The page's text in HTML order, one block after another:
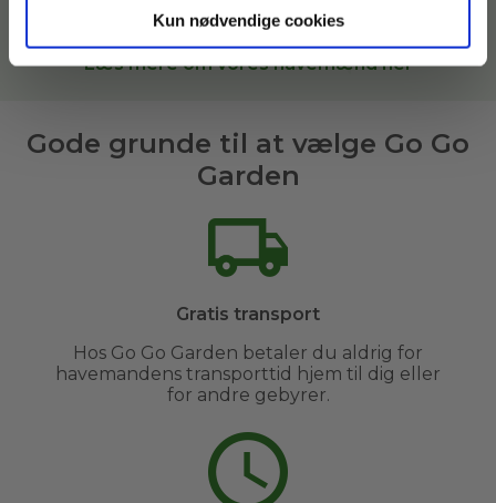
Kun nødvendige cookies
havemand til opgaven iHirtshals og omegn
Læs mere om vores havemænd her
Gode grunde til at vælge Go Go
Garden
Gratis transport
Hos Go Go Garden betaler du aldrig for
havemandens transporttid hjem til dig eller
for andre gebyrer.